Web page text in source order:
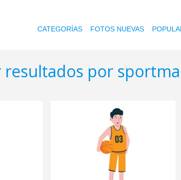
CATEGORÍAS FOTOS NUEVAS
resultados por